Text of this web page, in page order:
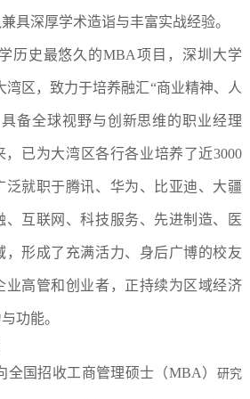
具深厚学术造诣与丰富实战经验。
历史最悠久的MBA项目，深圳大学
区，致力于培养融汇“商业精神、人
备全球视野与创新思维的职业经理
，已为大湾区各行各业培养了近3000
泛就职于腾讯、华为、比亚迪、大疆
、互联网、科技服务、先进制造、医
，形成了充满活力、身后广博的校友
业高管和创业者，正持续为区域经济
功能。
全国招收工商管理硕士（MBA） 研究